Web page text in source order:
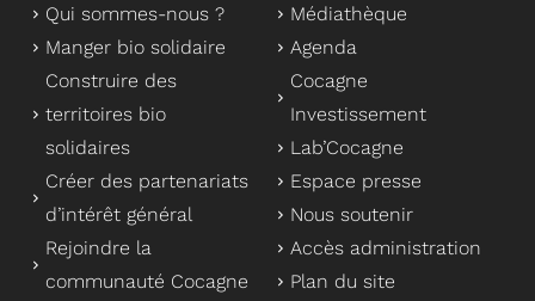
Qui sommes-nous ?
Manger bio solidaire
Construire des
territoires bio
solidaires
Créer des partenariats
d’intérêt général
Rejoindre la
communauté Cocagne
Médiathèque
Agenda
Cocagne
Investissement
Lab’Cocagne
Espace presse
Nous soutenir
Accès administration
Plan du site